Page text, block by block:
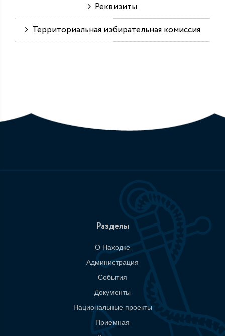
Реквизиты
Территориальная избирательная комиссия
Разделы
О Находке
Администрация
События
Документы
Национальные проекты
Приемная